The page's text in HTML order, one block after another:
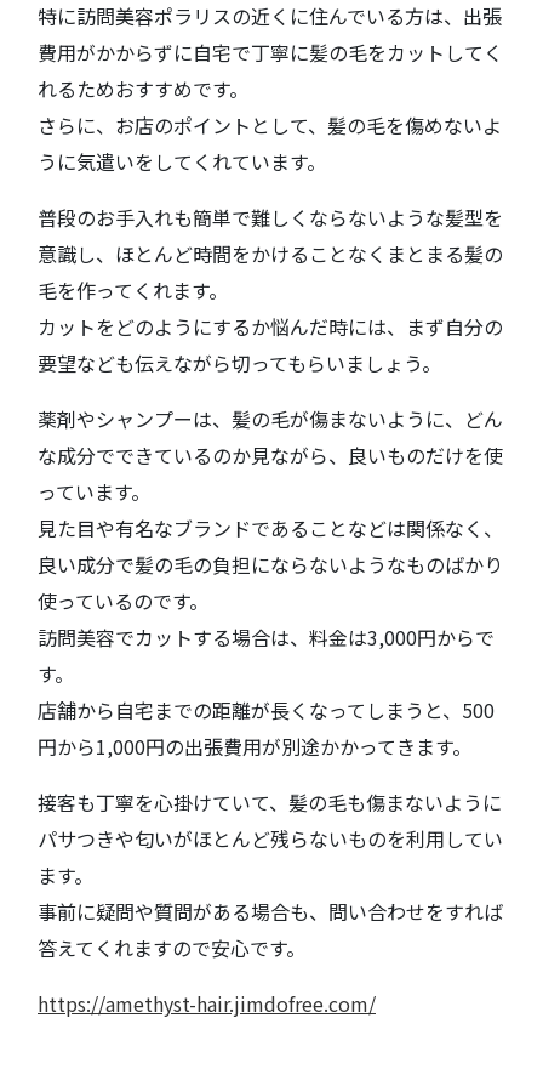
特に訪問美容ポラリスの近くに住んでいる方は、出張
費用がかからずに自宅で丁寧に髪の毛をカットしてく
れるためおすすめです。
さらに、お店のポイントとして、髪の毛を傷めないよ
うに気遣いをしてくれています。
普段のお手入れも簡単で難しくならないような髪型を
意識し、ほとんど時間をかけることなくまとまる髪の
毛を作ってくれます。
カットをどのようにするか悩んだ時には、まず自分の
要望なども伝えながら切ってもらいましょう。
薬剤やシャンプーは、髪の毛が傷まないように、どん
な成分でできているのか見ながら、良いものだけを使
っています。
見た目や有名なブランドであることなどは関係なく、
良い成分で髪の毛の負担にならないようなものばかり
使っているのです。
訪問美容でカットする場合は、料金は3,000円からで
す。
店舗から自宅までの距離が長くなってしまうと、500
円から1,000円の出張費用が別途かかってきます。
接客も丁寧を心掛けていて、髪の毛も傷まないように
パサつきや匂いがほとんど残らないものを利用してい
ます。
事前に疑問や質問がある場合も、問い合わせをすれば
答えてくれますので安心です。
https://amethyst-hair.jimdofree.com/